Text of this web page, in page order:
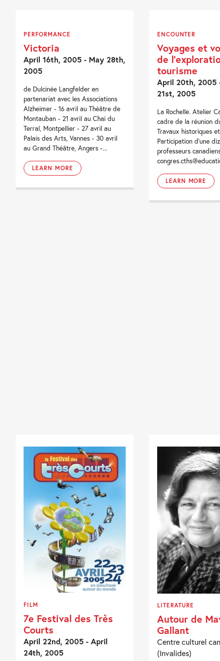
PERFORMANCE
Victoria
April 16th, 2005 - May 28th,
2005
de Dulcinée Langfelder en
partenariat avec les Associations
Alzheimer - 16 avril au Théâtre de
Montauban - 21 avril au Chai du
Terral, Montpellier - 27 avril au
Palais des Arts, Vannes - 30 avril
au Grand Théâtre, Angers -...
LEARN MORE
ENCOUNTER
Voyages et
de
tourisme
April 20th, 2005
21st, 2005
La Rochelle. Atelier
cadre de la réunion
Travaux historiques
Participation d'une
professeurs
LEARN MORE
FILM
7e Festival des Très
Courts
April 22nd, 2005 - April
24th, 2005
LITERATURE
Autour de
Gallant
Centre culturel
(Invalides)